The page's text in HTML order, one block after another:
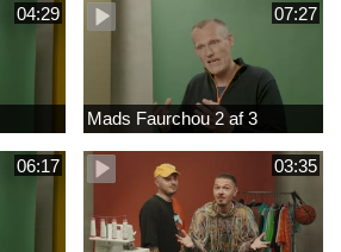
04:29 07:27
Mads Faurchou 2 af 3
06:17 03:35